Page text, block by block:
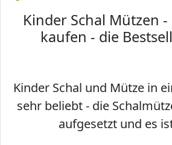
Kinder Schal Mützen
kaufen - die
Kinder Schal und Mütze in
sehr beliebt - die
aufgesetzt und es